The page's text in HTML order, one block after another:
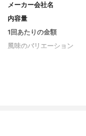
メーカー会社名
内容量
1回あたりの金額
風味のバリエーション